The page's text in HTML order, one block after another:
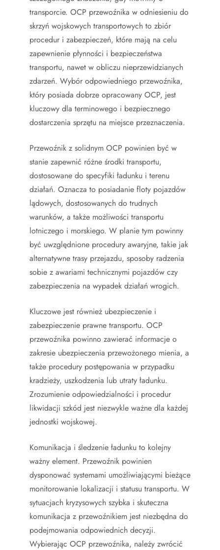
transporcie. OCP przewoźnika w odniesieniu do
skrzyń wojskowych transportowych to zbiór
procedur i zabezpieczeń, które mają na celu
zapewnienie płynności i bezpieczeństwa
transportu, nawet w obliczu nieprzewidzianych
zdarzeń. Wybór odpowiedniego przewoźnika,
który posiada dobrze opracowany OCP, jest
kluczowy dla terminowego i bezpiecznego
dostarczenia sprzętu na miejsce przeznaczenia.
Przewoźnik z solidnym OCP powinien być w
stanie zapewnić różne środki transportu,
dostosowane do specyfiki ładunku i terenu
działań. Oznacza to posiadanie floty pojazdów
lądowych, dostosowanych do trudnych
warunków, a także możliwości transportu
lotniczego i morskiego. W planie tym powinny
być uwzględnione procedury awaryjne, takie jak
alternatywne trasy przejazdu, sposoby radzenia
sobie z awariami technicznymi pojazdów czy
zabezpieczenia na wypadek działań wrogich.
Kluczowe jest również ubezpieczenie i
zabezpieczenie prawne transportu. OCP
przewoźnika powinno zawierać informacje o
zakresie ubezpieczenia przewożonego mienia, a
także procedury postępowania w przypadku
kradzieży, uszkodzenia lub utraty ładunku.
Zrozumienie odpowiedzialności i procedur
likwidacji szkód jest niezwykle ważne dla każdej
jednostki wojskowej.
Komunikacja i śledzenie ładunku to kolejny
ważny element. Przewoźnik powinien
dysponować systemami umożliwiającymi bieżące
monitorowanie lokalizacji i statusu transportu. W
sytuacjach kryzysowych szybka i skuteczna
komunikacja z przewoźnikiem jest niezbędna do
podejmowania odpowiednich decyzji.
Wybierając OCP przewoźnika, należy zwrócić